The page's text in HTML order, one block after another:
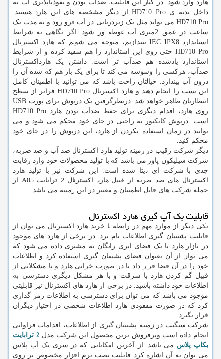
هارد وارد شود. در کنار این قابلیت، ضدآب بودن و نفوذناپذیری آب به
داخل بدنه ی HD710 Pro از دیگر مشخصه های این هارد هستند.
HD710 Pro می تواند مثل یک زیردریایی در آب فرو رود و به مدت یک
ساعت در عمق 2متری آب غوطه ور شود. اگر نگاهی به شرایط
استاندارد IEC IPX8 بیندازیم، متوجه می شویم که هارد اکسترنال
HD710 Pro حتی روی این استاندارد را هم سفید کرده و از شرایط
استاندارد یادشده هم ضدآب تر است. داشتن یک هارداکسترنال
ضدآب، هرکسی را وسوسه می کند تا برای یک بار هم که شده آن را
درون آب بیندازد. خیالتان راحت باشد که می توانید با اطمینان کامل
این تست را انجام دهید و هارد اکسترنال HD710 Pro فراتر از سطح
انتظارتان ظاهر خواهد شد. درنظرگرفتن یک درپوش برای پورت USB
روی هارد، اقدام دیگری برای حفظ ضدآب بودن هارد HD710 Pro
است. درپوش کانکتور به راحتی در جای خود محکم می شود و می
توانید در زمان استفاده نکردن از هارد، این درپوش را در جای خود
محکم کنید.
دیگر شرکت رقیب در زمینه تولید هارد اکسترنال ضد آب و ضد ضربه،
شرکت سیلیکون پاور می باشد که با تولید محصولات خود وارد رقابت
جدی با شرکت ای دیتا شده است. این شرکت نیز با تولید هارد
اکسترنال های ضد ضربه از قبیل هارد اکسترنال 2 ترابایت A85 از
جمله شرکت های قابل اطمینان و معتبر در این زمینه می باشد.
قابلیت بک آپ گیری هارد اکسترنال
یکی دیگر از موارد مهم در رابطه با خرید هارد اکسترنال می توان از
قابلیت پشتیبان گیری اطلاعات نام برد. در برخی از هارد های موجود
در بازار هارد با یک فضای ابری رایگان به مشتری داده می شود که
می توان از آن بعنوان فضای پشتیبان گیری استفاده کرد و اطلاعات
خود را در آن فضا قرار داد تا در صورت خرابی هارد و یا مشکلاتی از
قبیل گم کردن هارد یا سرقت و یا هر مشکل دیگری دسترسی به
اطلاعات خود داشته باشید. در برخی از هارد های اکسترنال نیز قابلیتی
موجود می باشد که می توان برای دسترسی به اطلاعات رمز گذاری
کرد که در صورت مفقودی هارد اطلاعات شخصی در اختیار دیگران
قرار نگیرد.
شرکت سیگیت در زمینه پشتیبان گیری از اطلاعات، اقدامات فراوانی
انجام داده است وپرفروش ترین محصول این شرکت مدل
2 ترابایت
بکاپ پلاس می باشد. از آخرین امکاناتی که در سری بک آپ پلاس
می توان به آن اشاره کرد قابلیت نصب نرم افزار مخصوص بر روی